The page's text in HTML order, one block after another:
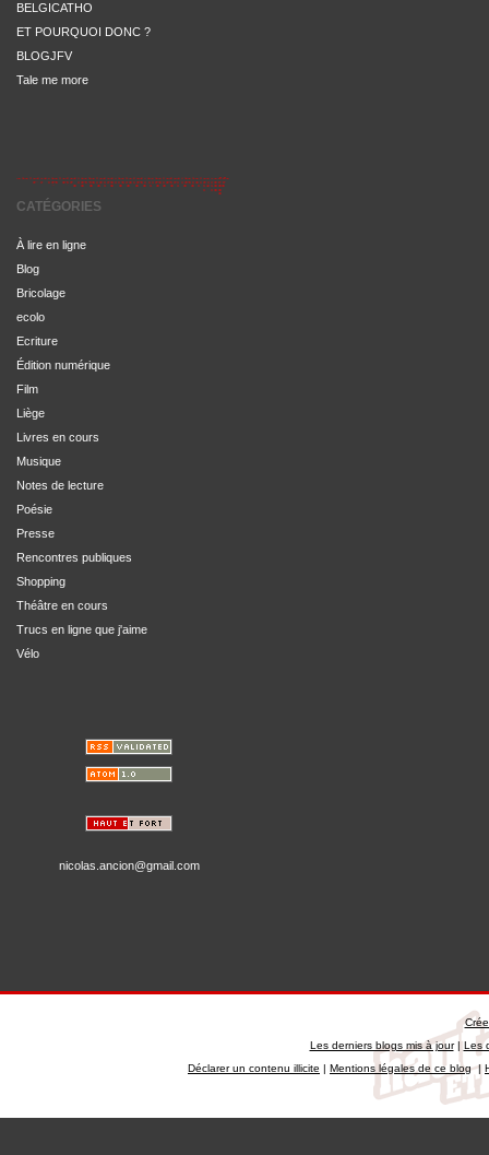
BELGICATHO
ET POURQUOI DONC ?
BLOGJFV
Tale me more
CATÉGORIES
À lire en ligne
Blog
Bricolage
ecolo
Ecriture
Édition numérique
Film
Liège
Livres en cours
Musique
Notes de lecture
Poésie
Presse
Rencontres publiques
Shopping
Théâtre en cours
Trucs en ligne que j'aime
Vélo
nicolas.ancion@gmail.com
Les derniers blogs mis à jour|Les
Déclarer un contenu illicite | Mentions légales de ce blog|